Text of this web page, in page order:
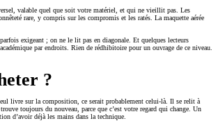
valable quel que soit votre matériel, et qui ne vieillit pas. Les
rare, y compris sur les compromis et les ratés. La maquette aérée
exigeant ; on ne le lit pas en diagonale. Et quelques lecteurs
par endroits. Rien de rédhibitoire pour un ouvrage de ce niveau.
?
livre sur la composition, ce serait probablement celui-là. Il se relit à
toujours du nouveau, parce que c’est votre regard qui change. Un
d’avoir déjà les mains dans la technique.